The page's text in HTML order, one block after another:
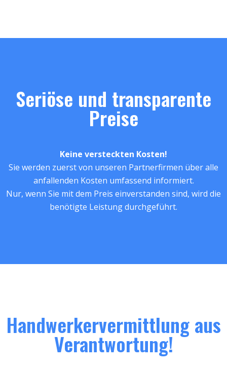
Seriöse und transparente
Preise
Keine versteckten Kosten!
Sie werden zuerst von unseren Partnerfirmen über alle
anfallenden Kosten umfassend informiert.
Nur, wenn Sie mit dem Preis einverstanden sind, wird die
benötigte Leistung durchgeführt.
Handwerkervermittlung aus
Verantwortung!